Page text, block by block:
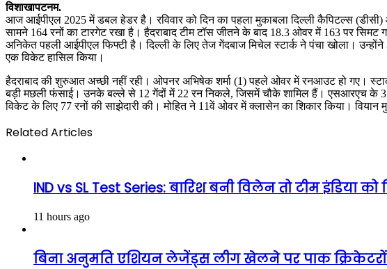
विशाखापटनम.
आज आईपीएल 2025 में डबल हेडर है। रविवार को दिन का पहला मुकाबला दिल्ली कैपिटल्स
सामने 164 रनों का टारगेट रखा है। हैदराबाद टीम टॉस जीतने के बाद 18.3 ओवर में 163 पर सिमट
अनिकेत पहली आईपीएल फिफ्टी है। दिल्ली के लिए तेज गेंदबाज मिचेल स्टार्क ने पंचा खोला।
एक विकेट हासिल किया।
हैदराबाद की शुरुआत अच्छी नहीं रही। ओपनर अभिषेक शर्मा (1) पहले ओवर में रनआउट हो गए।
बड़ी मछली फंसाई। उनके बल्ले से 12 गेंदों में 22 रन निकले, जिसमें चौके शामिल हैं। एसआरएच के 37
विकेट के लिए 77 रनों की साझेदारी की। मोहित ने 11वें ओवर में क्लासेन का शिकार किया।
Related Articles
IND vs SL Test Series: बारिश बनी विलेन तो टीम इंडिया
11 hours ago
बिना अनुमति एशियन लेजेंड्स लीग खेलने पर पाक